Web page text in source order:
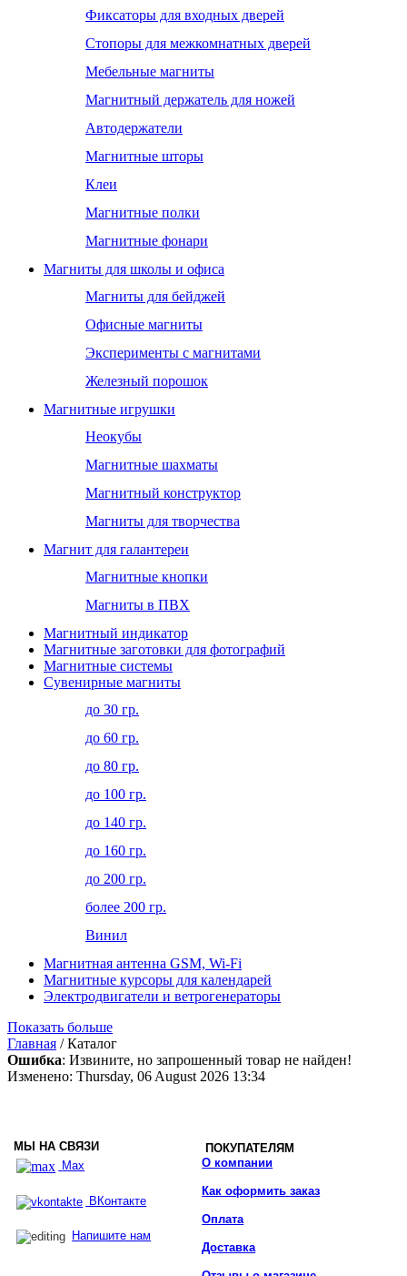
Фиксаторы для входных дверей
Стопоры для межкомнатных дверей
Мебельные магниты
Магнитный держатель для ножей
Автодержатели
Магнитные шторы
Клеи
Магнитные полки
Магнитные фонари
Магниты для школы и офиса
Магниты для бейджей
Офисные магниты
Эксперименты с магнитами
Железный порошок
Магнитные игрушки
Неокубы
Магнитные шахматы
Магнитный конструктор
Магниты для творчества
Магнит для галантереи
Магнитные кнопки
Магниты в ПВХ
Магнитный индикатор
Магнитные заготовки для фотографий
Магнитные системы
Сувенирные магниты
до 30 гр.
до 60 гр.
до 80 гр.
до 100 гр.
до 140 гр.
до 160 гр.
до 200 гр.
более 200 гр.
Винил
Магнитная антенна GSM, Wi-Fi
Магнитные курсоры для календарей
Электродвигатели и ветрогенераторы
Показать больше
Главная / Каталог
Ошибка: Извините, но запрошенный товар не найден!
Изменено: Thursday, 06 August 2026 13:34
МЫ НА СВЯЗИ
ПОКУПАТЕЛЯМ
Max
ВКонтакте
Напишите нам
О компании
Как оформить заказ
Оплата
Доставка